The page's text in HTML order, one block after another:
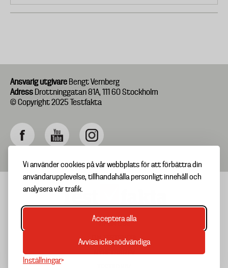
Vi använder cookies på vår webbplats för att förbättra din
användarupplevelse, tillhandahålla personligt innehåll och
analysera vår trafik.
Acceptera alla
Avvisa icke-nödvändiga
Inställningar
Ansvarig utgivare Bengt Vernberg
Adress Drottninggatan 81A, 111 60 Stockholm
© Copyright 2025 Testfakta
Footer
menu
TIPSA OSS
OM TESTFAKTA
NYHETSBREV